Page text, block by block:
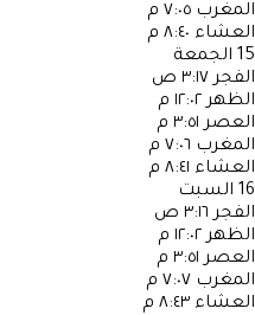
المغرب ٧:٠٥ م
العشاء ٨:٤٠ م
15 الجمعة
الفجر ٣:١٧ ص
الظهر ١٢:٠٢ م
العصر ٣:٥١ م
المغرب ٧:٠٦ م
العشاء ٨:٤١ م
16 السبت
الفجر ٣:١٦ ص
الظهر ١٢:٠٢ م
العصر ٣:٥١ م
المغرب ٧:٠٧ م
العشاء ٨:٤٣ م